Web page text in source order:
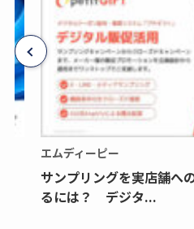
エムディーピー
サンプリングを実店舗へ
るには？ デジタ...